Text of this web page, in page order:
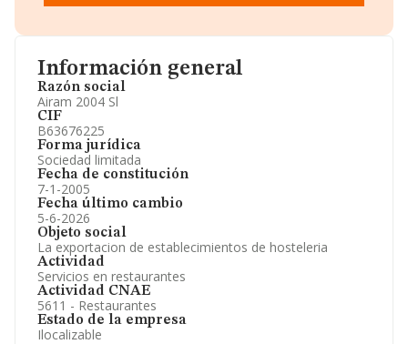
Información general
Razón social
Airam 2004 Sl
CIF
B63676225
Forma jurídica
Sociedad limitada
Fecha de constitución
7-1-2005
Fecha último cambio
5-6-2026
Objeto social
La exportacion de establecimientos de hosteleria
Actividad
Servicios en restaurantes
Actividad CNAE
5611 - Restaurantes
Estado de la empresa
Ilocalizable
Participaciones y Vinculaciones en otras empresas.
Información oficial y registral complementaria.